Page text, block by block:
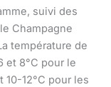
suivi des
Champagne
température de
et 8°C pour le
10-12°C pour les